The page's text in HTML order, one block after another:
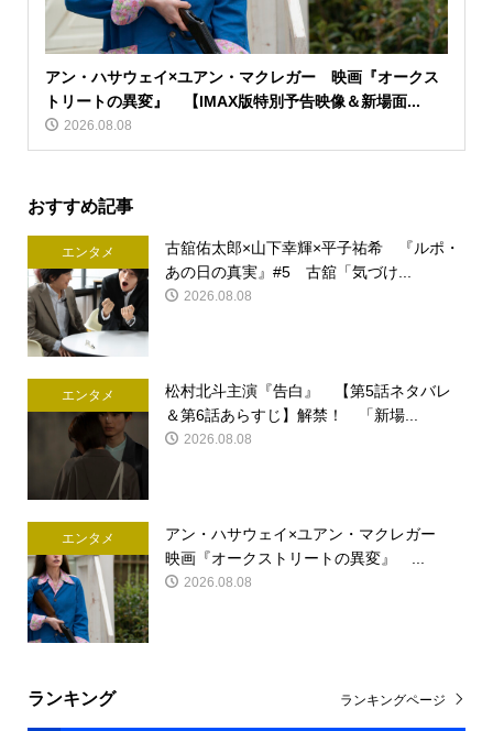
アン・ハサウェイ×ユアン・マクレガー 映画『オークス
トリートの異変』 【IMAX版特別予告映像＆新場面...
2026.08.08
おすすめ記事
エンタメ
古舘佑太郎×山下幸輝×平子祐希 『ルポ・
あの日の真実』#5 古舘「気づけ...
2026.08.08
エンタメ
松村北斗主演『告白』 【第5話ネタバレ
＆第6話あらすじ】解禁！ 「新場...
2026.08.08
エンタメ
アン・ハサウェイ×ユアン・マクレガー
映画『オークストリートの異変』 ...
2026.08.08
ランキング ランキングページ